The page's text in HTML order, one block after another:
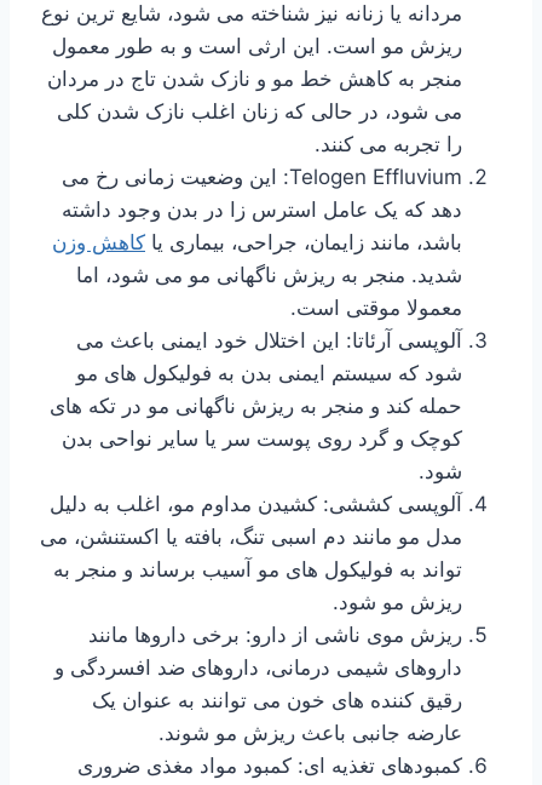
مردانه یا زنانه نیز شناخته می شود، شایع ترین نوع
ریزش مو است. این ارثی است و به طور معمول
منجر به کاهش خط مو و نازک شدن تاج در مردان
می شود، در حالی که زنان اغلب نازک شدن کلی
را تجربه می کنند.
Telogen Effluvium: این وضعیت زمانی رخ می
دهد که یک عامل استرس زا در بدن وجود داشته
باشد، مانند زایمان، جراحی، بیماری یا کاهش وزن
شدید. منجر به ریزش ناگهانی مو می شود، اما
معمولا موقتی است.
آلوپسی آرئاتا: این اختلال خود ایمنی باعث می
شود که سیستم ایمنی بدن به فولیکول های مو
حمله کند و منجر به ریزش ناگهانی مو در تکه های
کوچک و گرد روی پوست سر یا سایر نواحی بدن
شود.
آلوپسی کششی: کشیدن مداوم مو، اغلب به دلیل
مدل مو مانند دم اسبی تنگ، بافته یا اکستنشن، می
تواند به فولیکول های مو آسیب برساند و منجر به
ریزش مو شود.
ریزش موی ناشی از دارو: برخی داروها مانند
داروهای شیمی درمانی، داروهای ضد افسردگی و
رقیق کننده های خون می توانند به عنوان یک
عارضه جانبی باعث ریزش مو شوند.
کمبودهای تغذیه ای: کمبود مواد مغذی ضروری